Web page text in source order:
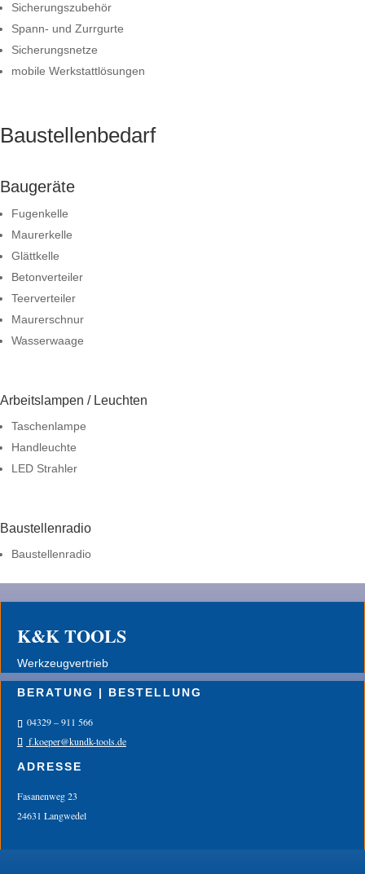
Sicherungszubehör
Spann- und Zurrgurte
Sicherungsnetze
mobile Werkstattlösungen
Baustellenbedarf
Baugeräte
Fugenkelle
Maurerkelle
Glättkelle
Betonverteiler
Teerverteiler
Maurerschnur
Wasserwaage
Arbeitslampen / Leuchten
Taschenlampe
Handleuchte
LED Strahler
Baustellenradio
Baustellenradio
K&K TOOLS
Werkzeugvertrieb
BERATUNG | BESTELLUNG
04329 – 911 566
f.koeper@kundk-tools.de
ADRESSE
Fasanenweg 23
24631 Langwedel